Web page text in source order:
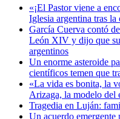
«¡El Pastor viene a
Iglesia argentina tras
García Cuerva contó
León XIV y dijo que su
argentinos
Un enorme asteroide
científicos temen que
«La vida es bonita, la
Arizaga, la modelo del
Tragedia en Luján:
Un acuerdo